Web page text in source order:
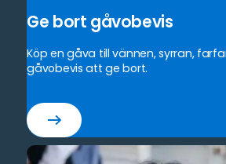
Ge bort gåvobevis
Köp en gåva till vännen, syrran,
gåvobevis att ge bort.
Ge
bort
gåvobevis